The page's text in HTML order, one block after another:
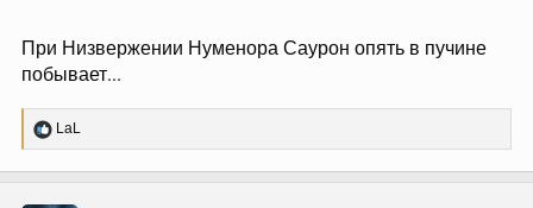
При Низвержении Нуменора Саурон опять в пучине
побывает...
Р
е
ц
LaL